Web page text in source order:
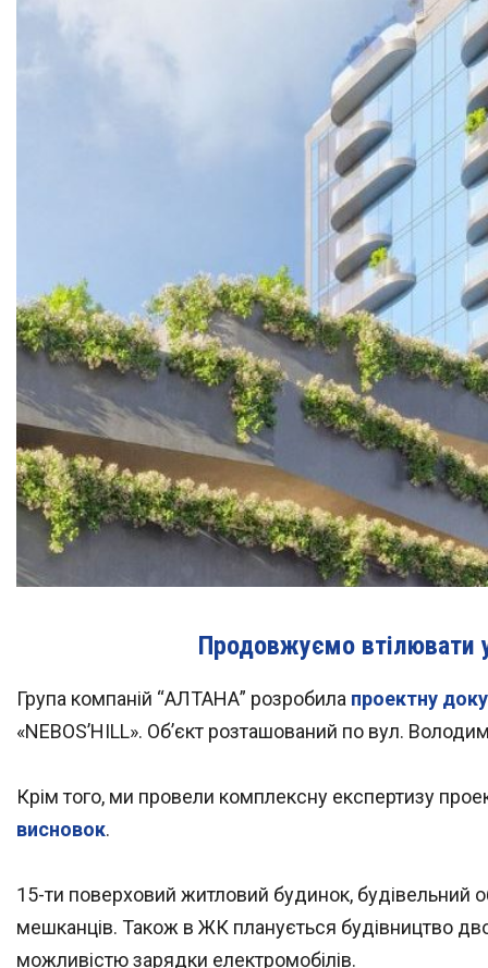
Продовжуємо втілювати
Група компаній “АЛТАНА” розробила проектну
«NEBOS’HILL». Об’єкт розташований по вул.
Крім того, ми провели комплексну експертизу
висновок.
15-ти поверховий житловий будинок, будівельний
мешканців. Також в ЖК планується будівництво
можливістю зарядки електромобілів.